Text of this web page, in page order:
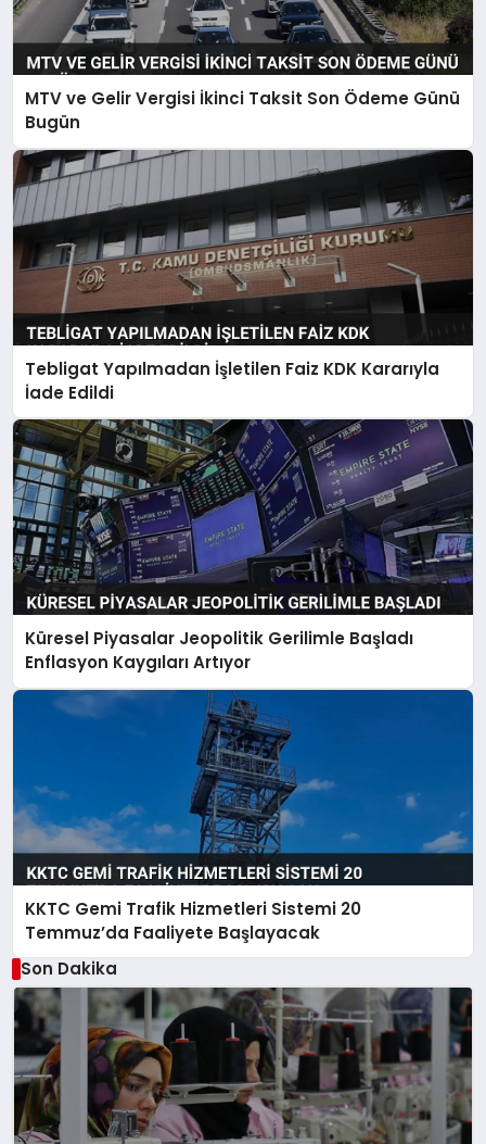
MTV ve Gelir Vergisi İkinci Taksit Son Ödeme Günü
Bugün
Tebligat Yapılmadan İşletilen Faiz KDK Kararıyla
İade Edildi
Küresel Piyasalar Jeopolitik Gerilimle Başladı
Enflasyon Kaygıları Artıyor
KKTC Gemi Trafik Hizmetleri Sistemi 20
Temmuz’da Faaliyete Başlayacak
Son Dakika